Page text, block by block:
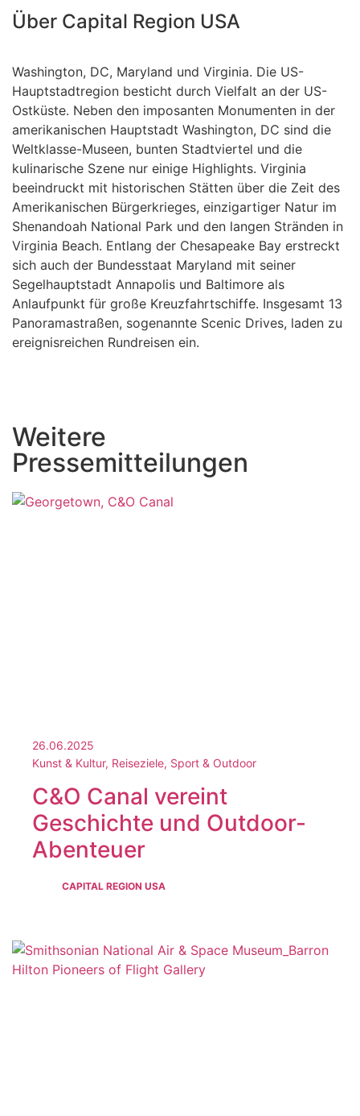
Über Capital Region USA
Washington, DC, Maryland und Virginia. Die US-
Hauptstadtregion besticht durch Vielfalt an der US-
Ostküste. Neben den imposanten Monumenten in der
amerikanischen Hauptstadt Washington, DC sind die
Weltklasse-Museen, bunten Stadtviertel und die
kulinarische Szene nur einige Highlights. Virginia
beeindruckt mit historischen Stätten über die Zeit des
Amerikanischen Bürgerkrieges, einzigartiger Natur im
Shenandoah National Park und den langen Stränden in
Virginia Beach. Entlang der Chesapeake Bay erstreckt
sich auch der Bundesstaat Maryland mit seiner
Segelhauptstadt Annapolis und Baltimore als
Anlaufpunkt für große Kreuzfahrtschiffe. Insgesamt 13
Panoramastraßen, sogenannte Scenic Drives, laden zu
ereignisreichen Rundreisen ein.
Weitere
Pressemitteilungen
26.06.2025
Kunst & Kultur, Reiseziele, Sport & Outdoor
C&O Canal vereint
Geschichte und Outdoor-
Abenteuer
CAPITAL REGION USA